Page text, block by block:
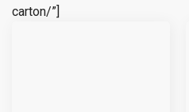
carton/”]